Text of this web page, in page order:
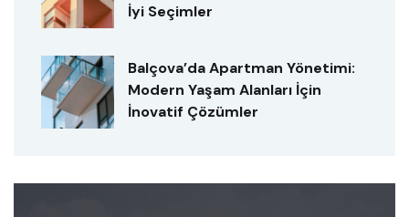
İyi Seçimler
Balçova’da Apartman Yönetimi:
Modern Yaşam Alanları İçin
İnovatif Çözümler